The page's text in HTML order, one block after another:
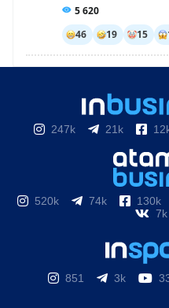
247k 21k
520k 74k 130k
7k
851 3k